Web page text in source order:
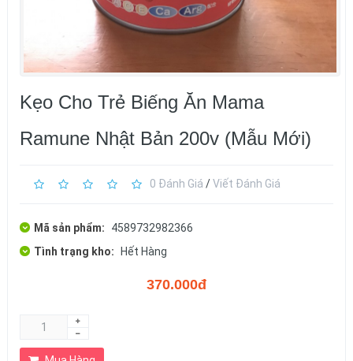
Kẹo Cho Trẻ Biếng Ăn Mama
Ramune Nhật Bản 200v (Mẫu Mới)
0 Đánh Giá /Viết Đánh Giá
Mã sản phẩm:
4589732982366
Tình trạng kho:
Hết Hàng
370.000đ